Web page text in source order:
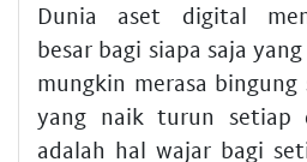
Dunia aset digital
besar bagi siapa saja
mungkin merasa
yang naik turun setiap
adalah hal wajar bagi